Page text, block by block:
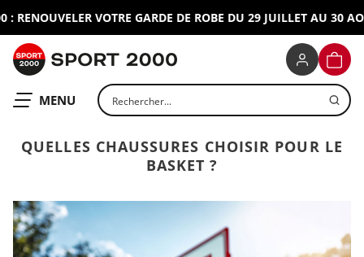
VOTRE GARDE DE ROBE DU 29 JUILLET AU 30 AOUT
OUVRIR LE
MENU Rechercher un produit
QUELLES CHAUSSURES CHOISIR POUR LE
BASKET ?